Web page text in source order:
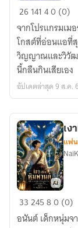
ผม
เกิด
ใหม่
เป็น
โกส
ต์
ที่
ที่สุด
2614140 (0)
จากโปรแกรมเม
โกสต์ที่อ่อนแอที่
วิญญาณและวิวัฒ
นี้กลืนกินเสียเอง
อัปเดตล่าสุด 9 ส.ค.
เงา
แห่ง
เง
แฟ
3324580 (0)
อนันต์ เด็กหนุ่ม